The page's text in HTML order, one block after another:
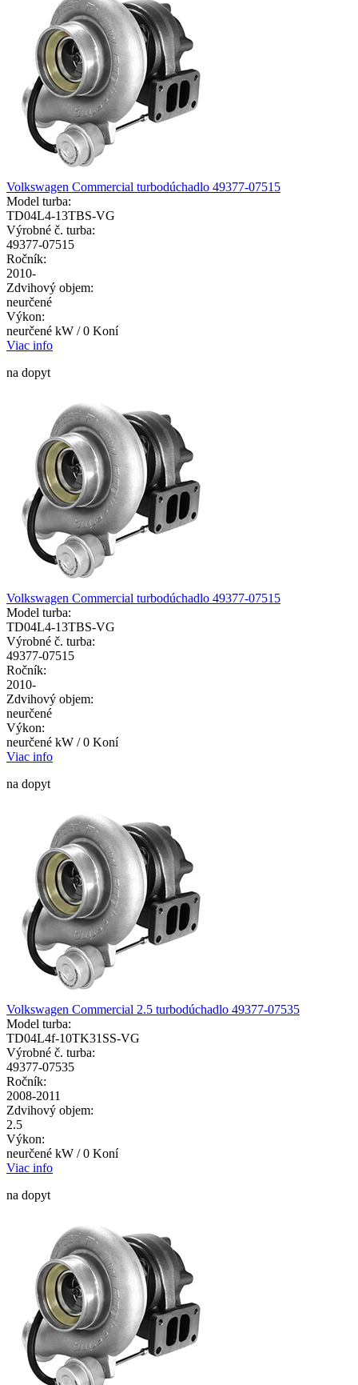
Volkswagen Commercial turbodúchadlo 49377-07515
Model turba:
TD04L4-13TBS-VG
Výrobné č. turba:
49377-07515
Ročník:
2010-
Zdvihový objem:
neurčené
Výkon:
neurčené kW / 0 Koní
Viac info
na dopyt
Volkswagen Commercial turbodúchadlo 49377-07515
Model turba:
TD04L4-13TBS-VG
Výrobné č. turba:
49377-07515
Ročník:
2010-
Zdvihový objem:
neurčené
Výkon:
neurčené kW / 0 Koní
Viac info
na dopyt
Volkswagen Commercial 2.5 turbodúchadlo 49377-07535
Model turba:
TD04L4f-10TK31SS-VG
Výrobné č. turba:
49377-07535
Ročník:
2008-2011
Zdvihový objem:
2.5
Výkon:
neurčené kW / 0 Koní
Viac info
na dopyt